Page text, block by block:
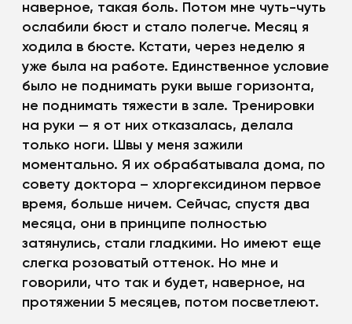
наверное, такая боль. Потом мне чуть-чуть
ослабили бюст и стало полегче. Месяц я
ходила в бюсте. Кстати, через неделю я
уже была на работе. Единственное условие
было не поднимать руки выше горизонта,
не поднимать тяжести в зале. Тренировки
на руки — я от них отказалась, делала
только ноги. Швы у меня зажили
моментально. Я их обрабатывала дома, по
совету доктора – хлоргексидином первое
время, больше ничем. Сейчас, спустя два
месяца, они в принципе полностью
затянулись, стали гладкими. Но имеют еще
слегка розоватый оттенок. Но мне и
говорили, что так и будет, наверное, на
протяжении 5 месяцев, потом посветлеют.